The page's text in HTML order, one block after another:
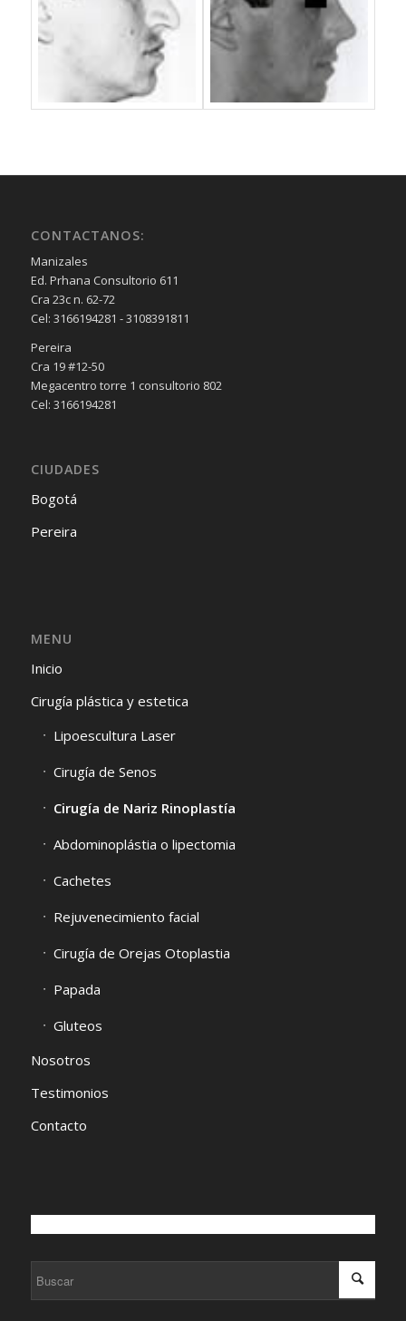
CONTACTANOS:
Manizales
Ed. Prhana Consultorio 611
Cra 23c n. 62-72
Cel: 3166194281 - 3108391811
Pereira
Cra 19 #12-50
Megacentro torre 1 consultorio 802
Cel: 3166194281
CIUDADES
Bogotá
Pereira
MENU
Inicio
Cirugía plástica y estetica
Lipoescultura Laser
Cirugía de Senos
Cirugía de Nariz Rinoplastía
Abdominoplástia o lipectomia
Cachetes
Rejuvenecimiento facial
Cirugía de Orejas Otoplastia
Papada
Gluteos
Nosotros
Testimonios
Contacto